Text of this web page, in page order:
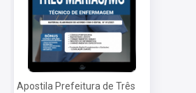
Apostila Prefeitura de Três